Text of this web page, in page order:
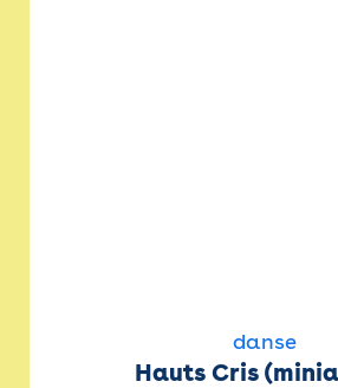
danse
Hauts Cris